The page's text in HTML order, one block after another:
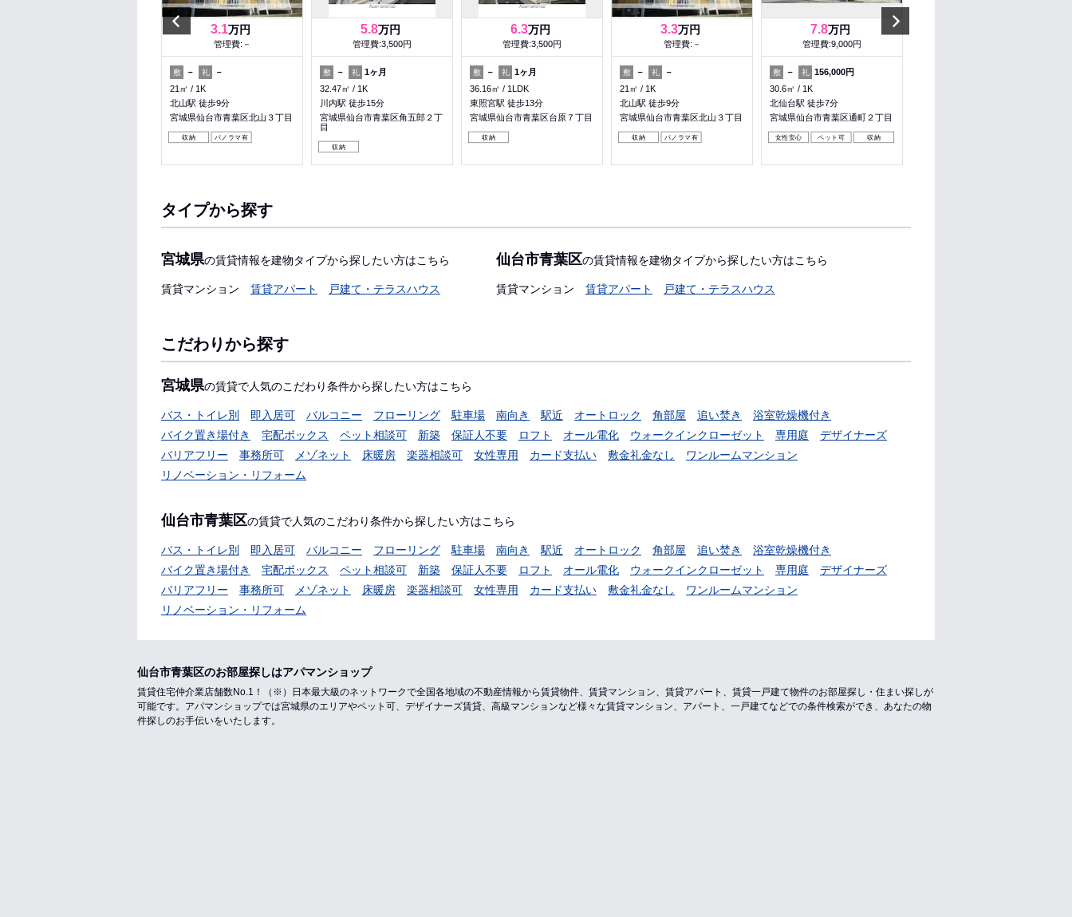
Previous
3.1万円
管理費:－
敷 － 礼
－
21㎡
1K
北山駅 徒歩9分
宮城県仙台市青葉区北山３丁目
収納 パノラマ有
5.8万円
管理費:3,500円
敷 － 礼 1ヶ月
32.47㎡
1K
川内駅 徒歩15分
宮城県仙台市青葉区角五郎２丁
目
収納
6.3万円
管理費:3,500円
敷 － 礼 1ヶ月
36.16㎡
1LDK
東照宮駅 徒歩13分
宮城県仙台市青葉区台原７丁目
収納
3.3万円
管理費:－
敷 － 礼
－
21㎡
1K
北山駅 徒歩9分
宮城県仙台市青葉区北山３丁目
収納 パノラマ有
7.8万円
管理費:9,000円
敷 － 礼 156,000円
30.6㎡
1K
北仙台駅 徒歩7分
宮城県仙台市青葉区通町２丁目
女性安心 ペット可 収納
タイプから探す
宮城県の賃貸情報を建物タイプから探したい方はこちら
賃貸マンション 賃貸アパート 戸建て・テラスハウス
仙台市青葉区の賃貸情報を建物タイプから探したい方はこちら
賃貸マンション 賃貸アパート 戸建て・テラスハウス
こだわりから探す
宮城県の賃貸で人気のこだわり条件から探したい方はこちら
バス・トイレ別 即入居可 バルコニー フローリング 駐車場 南向き 駅近 オートロック 角部屋 追い焚き
浴室乾燥機付き
バイク置き場付き
宅配ボックス ペット相談可 新築 保証人不要 ロフト オール電化 ウォークインクローゼット 専用庭
デザイナーズ
バリアフリー
事務所可 メゾネット 床暖房 楽器相談可 女性専用 カード支払い 敷金礼金なし
ワンルームマンション
リノベーション・リフォーム
仙台市青葉区の賃貸で人気のこだわり条件から探したい方はこちら
バス・トイレ別 即入居可 バルコニー フローリング 駐車場 南向き 駅近 オートロック 角部屋 追い焚き
浴室乾燥機付き
バイク置き場付き
宅配ボックス ペット相談可 新築 保証人不要 ロフト オール電化 ウォークインクローゼット 専用庭
デザイナーズ
バリアフリー
事務所可 メゾネット 床暖房 楽器相談可 女性専用 カード支払い 敷金礼金なし
ワンルームマンション
リノベーション・リフォーム
仙台市青葉区のお部屋探しはアパマンショップ
賃貸住宅仲介業店舗数No.1！（※）日本最大級のネットワークで全国各地域の不動産情報から賃貸物件、賃貸マンション、賃貸アパート、賃貸一戸建て物件のお部屋探し・住まい探しが
可能です。アパマンショップでは宮城県のエリアやペット可、デザイナーズ賃貸、高級マンションなど様々な賃貸マンション、アパート、一戸建てなどでの条件検索ができ、あなたの物
件探しのお手伝いをいたします。